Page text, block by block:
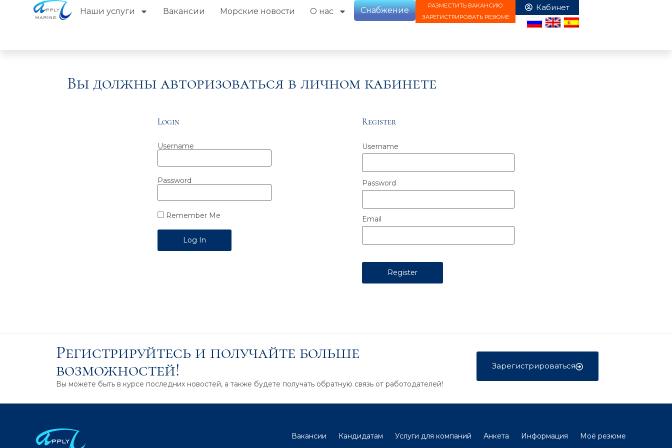
Наши услуги Вакансии Морские новости О нас Снабжение
РАЗМЕСТИТЬ ВАКАНСИЮ
ЗАРЕГИСТРИРОВАТЬ РЕЗЮМЕ
Вы должны авторизоваться в личном кабинете
Login
Username
Password
Remember Me
Register
Username
Password
Email
Регистрируйтесь и получайте больше
возможностей!
Вы можете быть в курсе последних новостей, а также будете получать обратную связь от работодателей!
Зарегистрироваться
Вакансии Кандидатам Услуги для компаний Анкета Информация
Моё резюме